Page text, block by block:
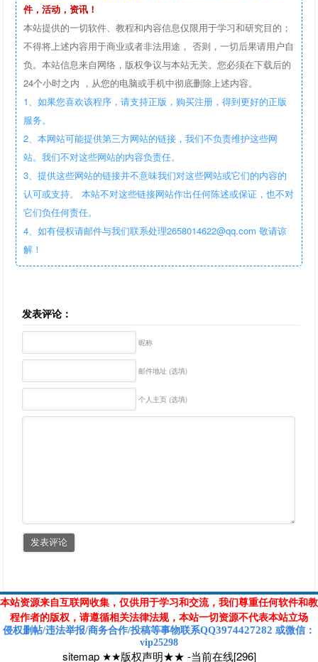
件，活动，资讯！
本站提供的一切软件、教程和内容信息仅限用于学习和研究目的；
不得将上述内容用于商业或者非法用途， 否则，一切后果请用户自
负。本站信息来自网络，版权争议与本站无关。您必须在下载后的
24个小时之内 ，从您的电脑或手机中彻底删除上述内容。
1、如果您喜欢该程序，请支持正版，购买注册，得到更好的正版
服务。
2、本网站可能提供第三方网站的链接，我们不负责维护这些网
站。我们不对这些网站的内容负责任。
3、提供这些网站的链接并不意味我们对这些网站或它们的内容的
认可或支持。 本站不对这些链接网站作出任何陈述或保证，也不对
它们负任何责任。
4、如有侵权请邮件与我们联系处理2658014622@qq.com 敬请谅
解！
发表评论：
昵称
邮件地址 (选填)
个人主页 (选填)
本站资源来自互联网收集，仅供用于学习和交流，我们尊重任何软件和教
程作者的版权，请遵循相关法律法规，本站一切资源不代表本站立场
侵权删帖/违法举报/商务合作/投稿等事物联系QQ3974427282 或微信 ：
vip25298
sitemap ★★版权声明★★ -当前在线[296]